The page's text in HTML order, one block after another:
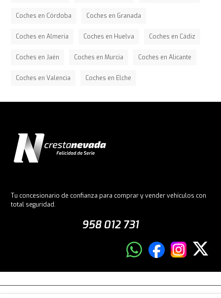
Coches en Córdoba Coches en Granada
Coches en Almería Coches en Huelva Coches en Cádiz
Coches en Jaén Coches en Murcia Coches en Alicante
Coches en Valencia Coches en Elche
Tu concesionario de confianza para comprar y vender vehículos con
total seguridad.
958 012 731